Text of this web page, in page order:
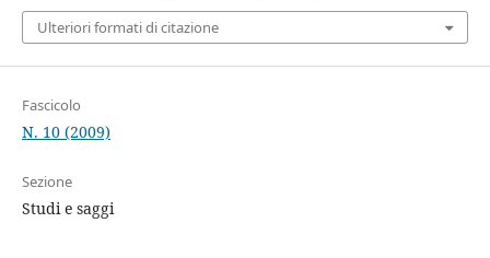
Ulteriori formati di citazione
Fascicolo
N. 10 (2009)
Sezione
Studi e saggi